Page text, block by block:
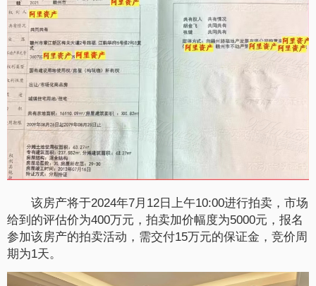
该房产将于2024年7月12日上午10:00进行拍卖，市场
给到的评估价为400万元，拍卖加价幅度为5000元，报名
参加该房产的拍卖活动，需交付15万元的保证金，竞价周
期为1天。